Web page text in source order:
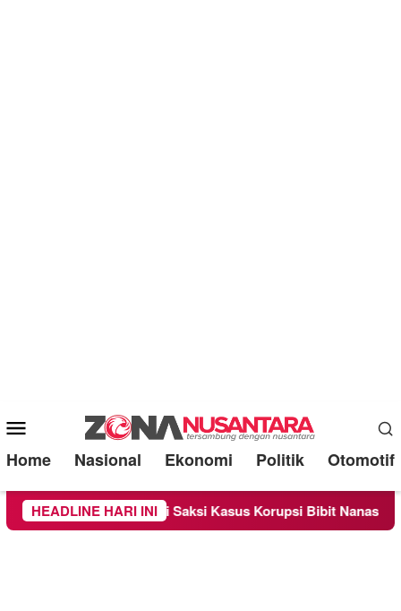
Mobile
Menu
Home Nasional Ekonomi Politik Otomotif
HEADLINE HARI INI
Sebagai Saksi Kasus Korupsi Bibit Nanas Sulsel Rp